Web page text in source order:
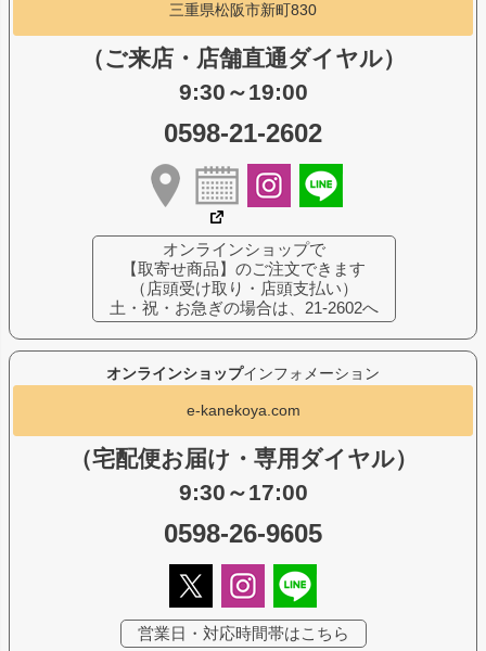
オンラインショップインフォメーション
e-kanekoya.com
（宅配便お届け・専用ダイヤル）
9:30～17:00
0598-26-9605
営業日・対応時間帯はこちら
三重県松阪市新町830
（ご来店・店舗直通ダイヤル）
9:30～19:00
0598-21-2602
オンラインショップで
【取寄せ商品】のご注文できます
（店頭受け取り・店頭支払い）
土・祝・お急ぎの場合は、21-2602へ